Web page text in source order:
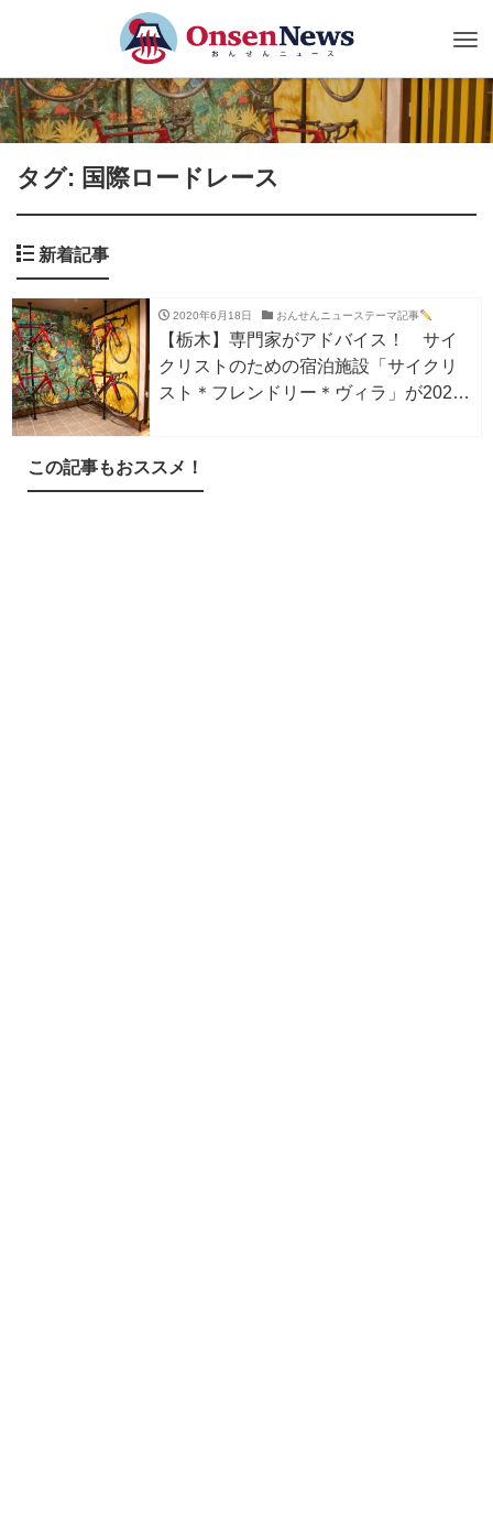
タグ: 国際ロードレース
新着記事
2020年6月18日 おんせんニューステーマ記事
【栃木】専門家がアドバイス！ サイ
クリストのための宿泊施設「サイクリ
スト＊フレンドリー＊ヴィラ」が2020
この記事もおススメ！